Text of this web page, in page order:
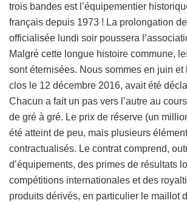
trois bandes est l’équipementier
français depuis 1973 ! La prolongation
officialisée lundi soir poussera
Malgré cette longue histoire commune,
sont éternisées. Nous sommes en juin et
clos le 12 décembre 2016, avait été
Chacun a fait un pas vers l’autre au
de gré à gré. Le prix de réserve (un
été atteint de peu, mais plusieurs
contractualisés. Le contrat comprend,
d’équipements, des primes de résultats
compétitions internationales et des
produits dérivés, en particulier le maillot